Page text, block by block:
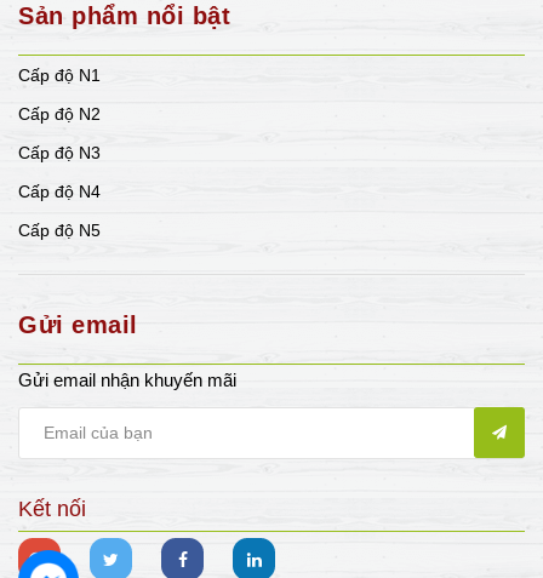
Sản phẩm nổi bật
Cấp độ N1
Cấp độ N2
Cấp độ N3
Cấp độ N4
Cấp độ N5
Gửi email
Gửi email nhận khuyến mãi
Kết nối